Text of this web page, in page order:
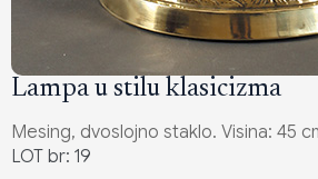
Lampa u stilu klasicizma
Mesing, dvoslojno staklo. Visina: 45
LOT br: 19